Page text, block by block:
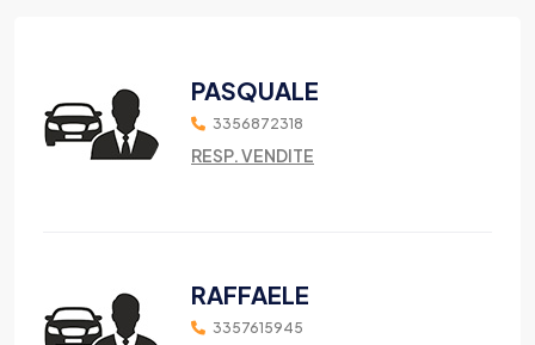
PASQUALE
3356872318
RESP. VENDITE
RAFFAELE
3357615945